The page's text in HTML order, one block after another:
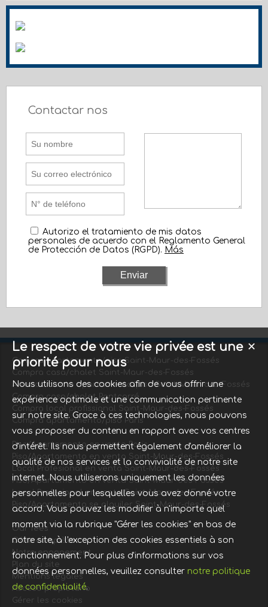
Contactar nos
Autorizo el tratamiento de mis datos
personales de acuerdo con el Reglamento General
de Protección de Datos (RGPD). Más
Compra apartamento/piso Saint-Maur-des-Fossés
Compra casa/chalet Saint-Maur-des-Fossés
Arrendamiento apartamento/piso Saint-Maur-des-Fossés
Compra casa/chalet Pontcarré
Compra local profissional Saint-Maur-des-Fossés
Compra apartamento/piso Paris
Piso/Apartamento en venta Paris
Piso/Apartamento en venta Saint-Maur-des-Fossés
Local Profesional en venta Saint-Maur-des-Fossés
Piso/Apartamento en venta Saint-Maur-des-Fossés
Local Profesional en venta Saint-Maur-des-Fossés
Piso/Apartamento se alquiler Saint-Maur-des-Fossés
Our fees
Offre complète
Notre engagement
Plan du site
Mentions légales
Acceso propietario
Gérer les cookies
✕
Le respect de votre vie privée est une
priorité pour nous
Nous utilisons des cookies afin de vous offrir une
expérience optimale et une communication pertinente
sur notre site. Grace à ces technologies, nous pouvons
vous proposer du contenu en rapport avec vos centres
d'intérêt. Ils nous permettent également d'améliorer la
qualité de nos services et la convivialité de notre site
internet. Nous utiliserons uniquement les données
personnelles pour lesquelles vous avez donné votre
accord. Vous pouvez les modifier à n'importe quel
moment via la rubrique "Gérer les cookies" en bas de
notre site, à l'exception des cookies essentiels à son
fonctionnement. Pour plus d'informations sur vos
données personnelles, veuillez consulter notre politique
de confidentialité.